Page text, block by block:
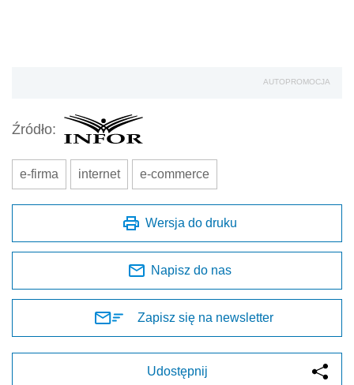
AUTOPROMOCJA
Źródło:
e-firma internet e-commerce
Wersja do druku
Napisz do nas
Zapisz się na newsletter
Udostępnij